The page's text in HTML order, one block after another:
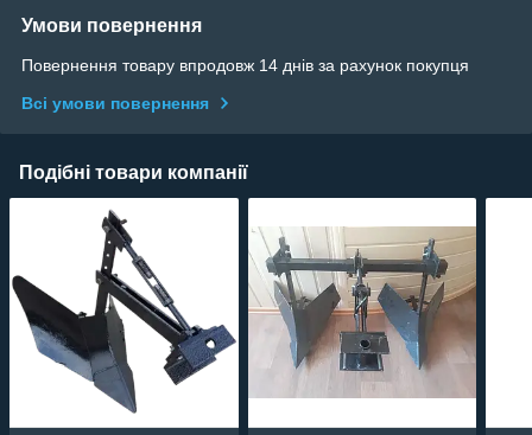
Умови повернення
Повернення товару впродовж 14 днів за рахунок покупця
Всі умови повернення
Подібні товари компанії